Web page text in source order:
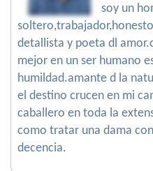
soy un
detallista y poeta dl
mejor en un ser humano
humildad.amante d la
el destino crucen en mi
caballero en toda la
como tratar una dama
decencia.